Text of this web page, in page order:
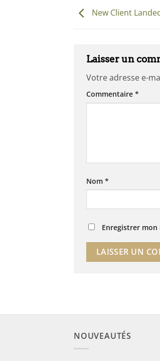
New Client
Laisser un
Votre adresse e-
Commentaire *
Nom *
Enregistrer
NOUVEAUTÉS